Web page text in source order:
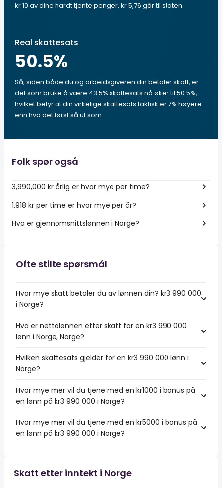
kr 10 av dine hardt tjente penger, kr 5,76 går til staten.
Real skattesats
50.5%
Så, siden både du og arbeidsgiveren din betaler skatt, er
det som bruke å være 43.5% skattesats nå øker til 50.5%,
hvilket betyr at din virkelige skattesats faktisk er 7% høyere
enn hva det først så ut som.
Folk spør også
3,990,000 kr årlig er hvor mye per time?
1,918 kr per time er hvor mye per år?
Hva er gjennomsnittslønnen i Norge?
Ofte stilte spørsmål
Hvor mye skatt betaler du av lønnen din? kr3 990 000
i Norge?
Hva er nettolønnen etter skatt for en kr3 990 000
lønn i Norge, Norge?
Hvilken skattesats gjelder for en kr3 990 000 lønn i
Norge?
Hvor mye mer vil du tjene med en kr1000 i bonus på
en lønn på kr3 990 000 i Norge?
Hvor mye mer vil du tjene med en kr5000 i bonus på
en lønn på kr3 990 000 i Norge?
Skatt etter inntekt i Norge